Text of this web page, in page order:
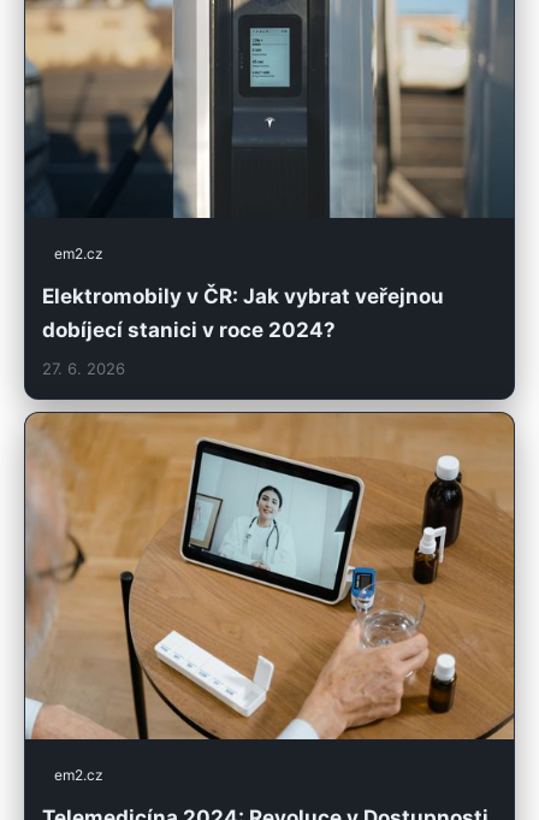
em2.cz
Elektromobily v ČR: Jak vybrat veřejnou
dobíjecí stanici v roce 2024?
27. 6. 2026
em2.cz